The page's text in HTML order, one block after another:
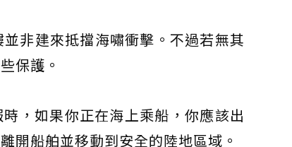
非建來抵擋海嘯衝擊。不過若無其
保護。
，如果你正在海上乘船，你應該出
開船舶並移動到安全的陸地區域。